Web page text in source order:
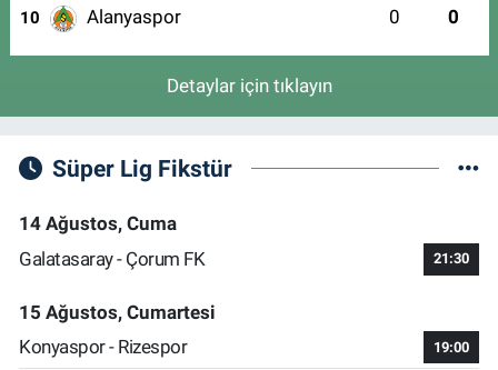
10 Alanyaspor 0 0
Detaylar için tıklayın
Süper Lig Fikstür
14 Ağustos, Cuma
Galatasaray - Çorum FK
21:30
15 Ağustos, Cumartesi
Konyaspor - Rizespor
19:00